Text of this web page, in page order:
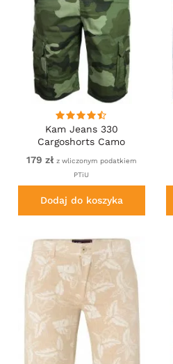
Kam Jeans 330
Cargoshorts Camo
179 zł z wliczonym podatkiem
PTiU
Dodaj do koszyka